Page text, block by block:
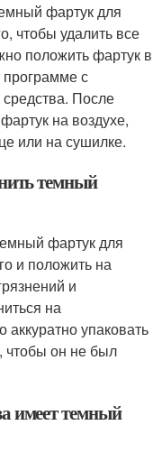
фартук для
чтобы удалить все
положить фартук в
с
После
на воздухе,
или на сушилке.
темный
фартук для
и положить на
и
на
упаковать
чтобы он не был
имеет темный